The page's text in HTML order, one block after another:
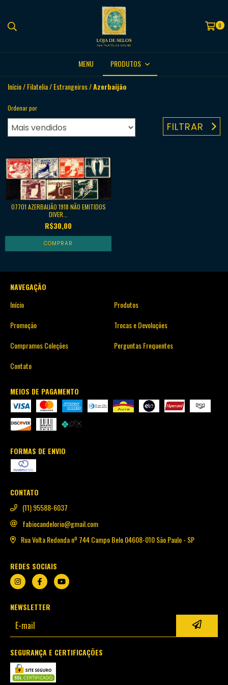
0
MENU PRODUTOS
Início/Filatelia/Estrangeiros/Azerbaijão
Ordenar por
FILTRAR
07701 AZERBAIJÃO 1918 NÃO EMITIDOS
DIVER...
R$30,00
NAVEGAÇÃO
Início
Produtos
Promoção
Trocas e Devoluções
Compramos Coleções
Perguntas Frequentes
Contato
MEIOS DE PAGAMENTO
FORMAS DE ENVIO
CONTATO
(11) 95588-6037
fabiocandelorio@gmail.com
Rua Volta Redonda nº 744 Campo Belo 04608-010 São Paulo - SP
REDES SOCIAIS
NEWSLETTER
SEGURANÇA E CERTIFICAÇÕES